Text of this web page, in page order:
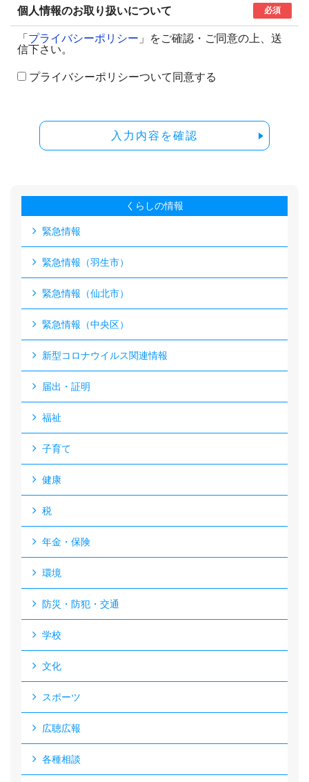
個人情報のお取り扱いについて 必須
「 プライバシーポリシー 」をご確認・ご同意の上、送
信下さい。
プライバシーポリシーついて同意する
入力内容を確認
くらしの情報
緊急情報
緊急情報（羽生市）
緊急情報（仙北市）
緊急情報（中央区）
新型コロナウイルス関連情報
届出・証明
福祉
子育て
健康
税
年金・保険
環境
防災・防犯・交通
学校
文化
スポーツ
広聴広報
各種相談